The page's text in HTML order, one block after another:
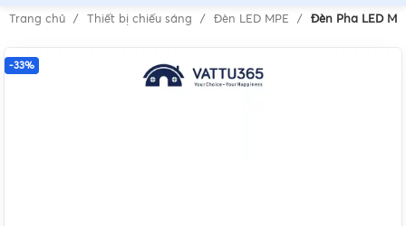
Trang chủ Thiết bị chiếu sáng Đèn LED MPE Đèn Pha LED
-33%